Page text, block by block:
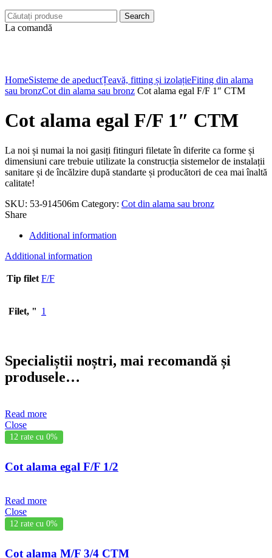
Search
La comandă
HomeSisteme de apeductȚeavă, fitting și izolațieFiting din alama
sau bronzCot din alama sau bronz Cot alama egal F/F 1″ CTM
Cot alama egal F/F 1″ CTM
La noi și numai la noi gasiți fitinguri filetate în diferite ca forme și
dimensiuni care trebuie utilizate la construcția sistemelor de instalații
sanitare și de încălzire după standarte și producători de cea mai înaltă
calitate!
SKU: 53-914506m Category: Cot din alama sau bronz
Share
Additional information
Additional information
Tip filet F/F
Filet, " 1
Specialiștii noștri, mai recomandă și
produsele…
Read more
Close
12 rate cu 0%
Cot alama egal F/F 1/2
Read more
Close
12 rate cu 0%
Cot alama M/F 3/4 CTM